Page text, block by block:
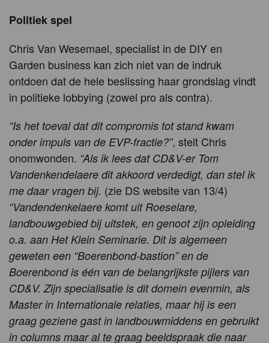
Politiek spel
Chris Van Wesemael, specialist in de DIY en
Garden business kan zich niet van de indruk
ontdoen dat de hele beslissing haar grondslag vindt
in politieke lobbying (zowel pro als contra).
“Is het toeval dat dit compromis tot stand kwam
onder impuls van de EVP-fractie?”, stelt Chris
onomwonden. “Als ik lees dat CD&V-er Tom
Vandenkendelaere dit akkoord verdedigt, dan stel ik
me daar vragen bij. (zie DS website van 13/4)
“Vandendenkelaere komt uit Roeselare,
landbouwgebied bij uitstek, en genoot zijn opleiding
o.a. aan Het Klein Seminarie. Dit is algemeen
geweten een “Boerenbond-bastion” en de
Boerenbond is één van de belangrijkste pijlers van
CD&V. Zijn specialisatie is dit domein evenmin, als
Master in Internationale relaties, maar hij is een
graag geziene gast in landbouwmiddens en gebruikt
in columns maar al te graag beeldspraak die naar